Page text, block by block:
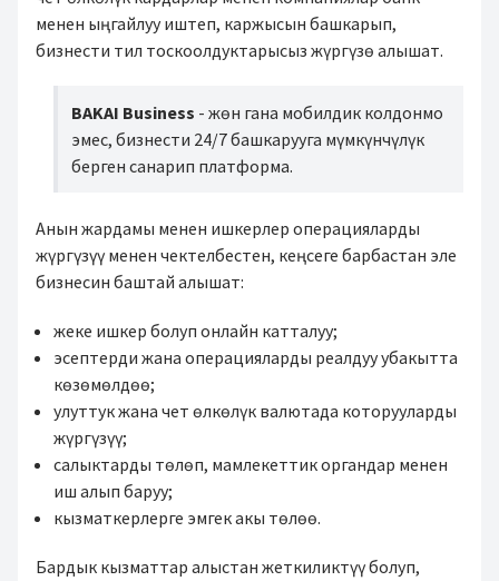
менен ыңгайлуу иштеп, каржысын башкарып,
бизнести тил тоскоолдуктарысыз жүргүзө алышат.
BAKAI Business - жөн гана мобилдик колдонмо
эмес, бизнести 24/7 башкарууга мүмкүнчүлүк
берген санарип платформа.
Анын жардамы менен ишкерлер операцияларды
жүргүзүү менен чектелбестен, кеңсеге барбастан эле
бизнесин баштай алышат:
жеке ишкер болуп онлайн катталуу;
эсептерди жана операцияларды реалдуу убакытта
көзөмөлдөө;
улуттук жана чет өлкөлүк валютада которууларды
жүргүзүү;
салыктарды төлөп, мамлекеттик органдар менен
иш алып баруу;
кызматкерлерге эмгек акы төлөө.
Бардык кызматтар алыстан жеткиликтүү болуп,